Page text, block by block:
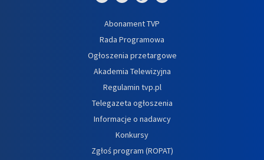
Abonament TVP
Rada Programowa
Ogłoszenia przetargowe
Akademia Telewizyjna
Regulamin tvp.pl
Telegazeta ogłoszenia
Informacje o nadawcy
Konkursy
Zgłoś program (ROPAT)